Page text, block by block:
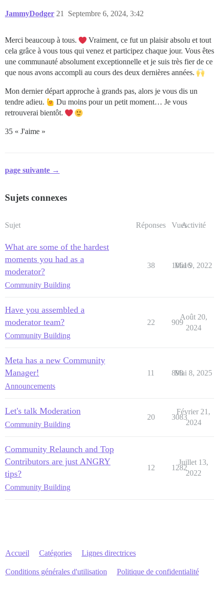
JammyDodger Septembre 6, 2024, 3:42
21
Merci beaucoup à tous.
Vraiment, ce fut un plaisir absolu et tout
cela grâce à vous tous qui venez et participez chaque jour. Vous êtes
une communauté absolument exceptionnelle et je suis très fier de ce
que nous avons accompli au cours des deux dernières années.
Mon dernier départ approche à grands pas, alors je vous dis un
tendre adieu.
Du moins pour un petit moment… Je vous
retrouverai bientôt.
35 « J'aime »
page suivante →
Sujets connexes
Sujet Réponses VuesActivité
What are some of the hardest
moments you had as a
moderator?
Community Building
38 10616
Mai 9, 2022
Have you assembled a
moderator team?
Community Building
22 909
Août 20,
2024
Meta has a new Community
Manager!
Announcements
11 898
Mai 8, 2025
Let's talk Moderation
Community Building
20 3083
Février 21,
2024
Community Relaunch and Top
Contributors are just ANGRY
tips?
Community Building
12 1282
Juillet 13,
2022
Accueil Catégories Lignes directrices
Conditions générales d'utilisation Politique de confidentialité